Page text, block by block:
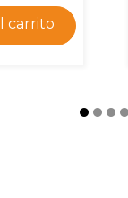
carrito